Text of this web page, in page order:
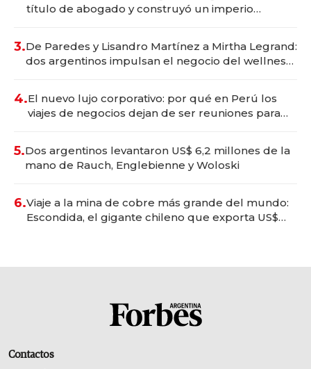
título de abogado y construyó un imperio
3.De Paredes y Lisandro Martínez a Mirtha Legrand:
dos argentinos impulsan el negocio del wellness
4.El nuevo lujo corporativo: por qué en Perú los
viajes de negocios dejan de ser reuniones para
5.Dos argentinos levantaron US$ 6,2 millones de la
mano de Rauch, Englebienne y Woloski
6.Viaje a la mina de cobre más grande del mundo:
Escondida, el gigante chileno que exporta US$
Contactos